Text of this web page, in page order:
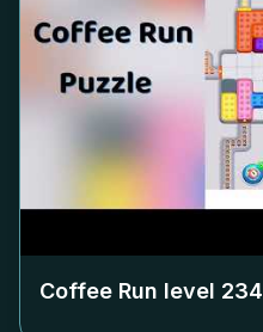
Coffee Run level 234